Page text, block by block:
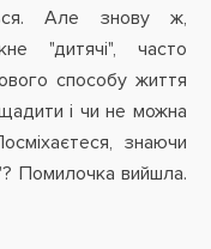
Але знову ж,
"дитячі", часто
способу життя
і чи не можна
знаючи
Помилочка вийшла.